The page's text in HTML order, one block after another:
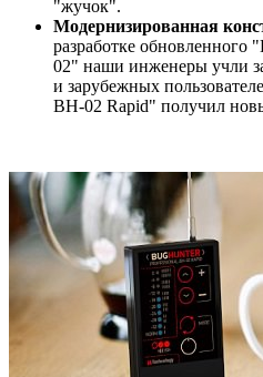
"жучок".
Модернизированная
разработке обновленного
02" наши инженеры учли
и зарубежных
BH-02 Rapid" получил